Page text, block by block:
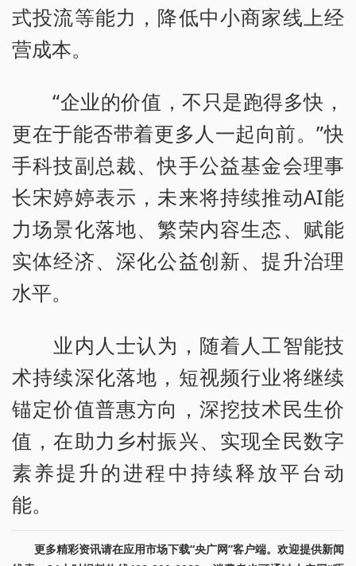
式投流等能力，降低中小商家线上经
营成本。
“企业的价值，不只是跑得多快，
更在于能否带着更多人一起向前。”快
手科技副总裁、快手公益基金会理事
长宋婷婷表示，未来将持续推动AI能
力场景化落地、繁荣内容生态、赋能
实体经济、深化公益创新、提升治理
水平。
业内人士认为，随着人工智能技
术持续深化落地，短视频行业将继续
锚定价值普惠方向，深挖技术民生价
值，在助力乡村振兴、实现全民数字
素养提升的进程中持续释放平台动
能。
更多精彩资讯请在应用市场下载“央广网”客户端。欢迎提供新闻